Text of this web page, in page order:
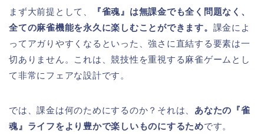
まず大前提として、
『雀魂』は無課金でも全く問題なく、
全ての麻雀機能を永久に楽しむことができます。 課金によ
ってアガりやすくなるといった、強さに直結する要素は一
切ありません。これは、競技性を重視する麻雀ゲームとし
て非常にフェアな設計です。
では、課金は何のためにするのか？それは、 あなたの『雀
魂』ライフをより豊かで楽しいものにするためです。